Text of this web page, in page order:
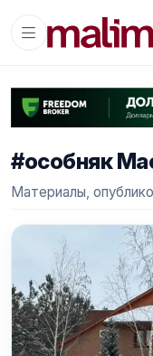
#особняк
Материалы,